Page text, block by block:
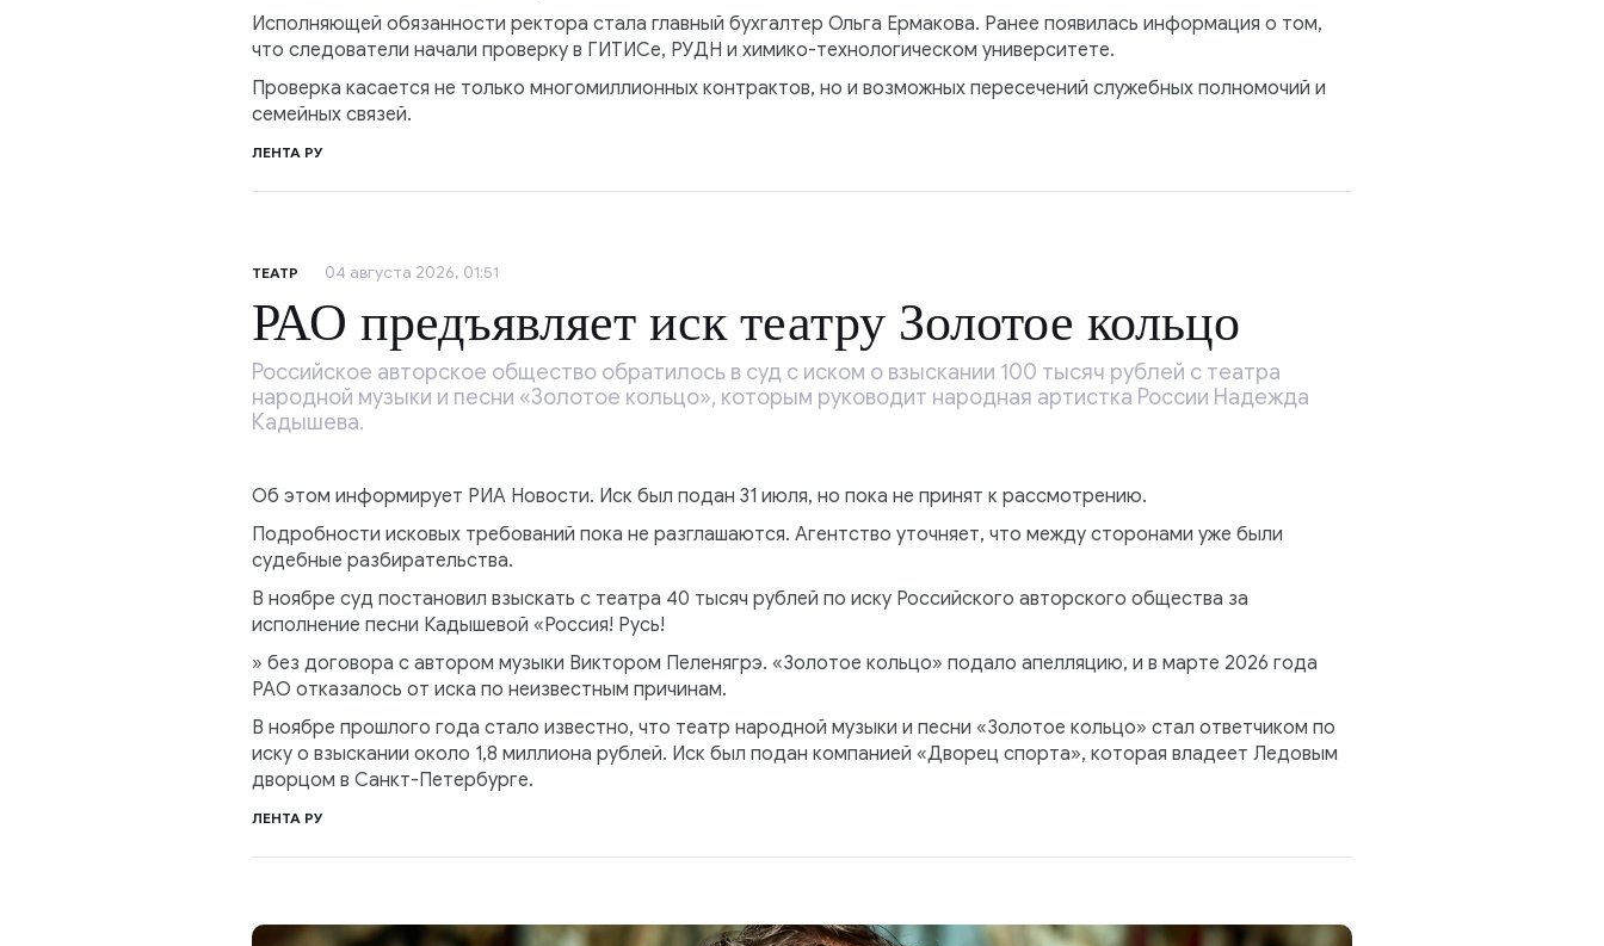
Исполняющей обязанности ректора стала главный бухгалтер Ольга Ермакова. Ранее появилась информация о том,
что следователи начали проверку в ГИТИСе, РУДН и химико-технологическом университете.
Проверка касается не только многомиллионных контрактов, но и возможных пересечений служебных полномочий и
семейных связей.
ЛЕНТА РУ
ТЕАТР 04 августа 2026, 01:51
РАО предъявляет иск театру Золотое кольцо
Российское авторское общество обратилось в суд с иском о взыскании 100 тысяч рублей с театра
народной музыки и песни «Золотое кольцо», которым руководит народная артистка России Надежда
Кадышева.
Об этом информирует РИА Новости. Иск был подан 31 июля, но пока не принят к рассмотрению.
Подробности исковых требований пока не разглашаются. Агентство уточняет, что между сторонами уже были
судебные разбирательства.
В ноябре суд постановил взыскать с театра 40 тысяч рублей по иску Российского авторского общества за
исполнение песни Кадышевой «Россия! Русь!
» без договора с автором музыки Виктором Пеленягрэ. «Золотое кольцо» подало апелляцию, и в марте 2026 года
РАО отказалось от иска по неизвестным причинам.
В ноябре прошлого года стало известно, что театр народной музыки и песни «Золотое кольцо» стал ответчиком по
иску о взыскании около 1,8 миллиона рублей. Иск был подан компанией «Дворец спорта», которая владеет Ледовым
дворцом в Санкт-Петербурге.
ЛЕНТА РУ